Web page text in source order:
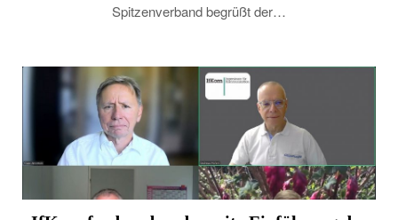
Spitzenverband begrüßt der…